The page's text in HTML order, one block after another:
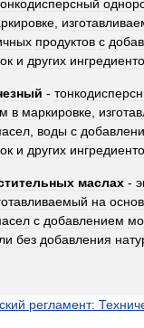
продуктов с
и других
-
в маркировке
воды с
и других
маслах -
на
с добавлением
без добавления
регламент: